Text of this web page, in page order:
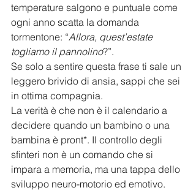
temperature salgono e puntuale come
ogni anno scatta la domanda
tormentone: “Allora, quest’estate
togliamo il pannolino?”.
​Se solo a sentire questa frase ti sale un
leggero brivido di ansia, sappi che sei
in ottima compagnia.
​La verità è che non è il calendario a
decidere quando un bambino o una
bambina è pront*. Il controllo degli
sfinteri non è un comando che si
impara a memoria, ma una tappa dello
sviluppo neuro-motorio ed emotivo.